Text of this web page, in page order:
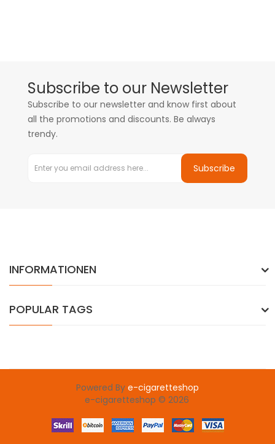
Subscribe to our Newsletter
Subscribe to our newsletter and know first about
all the promotions and discounts. Be always
trendy.
Subscribe
INFORMATIONEN
POPULAR TAGS
Powered By e-cigaretteshop
e-cigaretteshop © 2026
slot gacor judi online